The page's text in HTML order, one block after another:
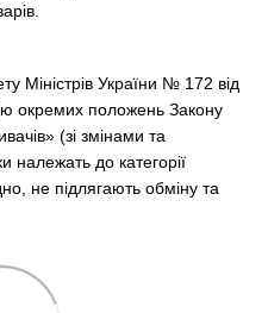
Міністрів України № 172 від
окремих положень Закону
(зі змінами та
належать до категорії
не підлягають обміну та